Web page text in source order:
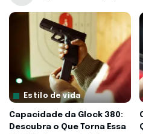
Estilo de vida
Capacidade da Glock 380:
Descubra o Que Torna Essa